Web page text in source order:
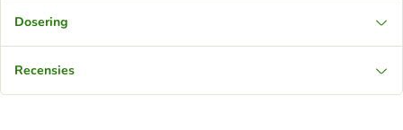
Dosering
Recensies